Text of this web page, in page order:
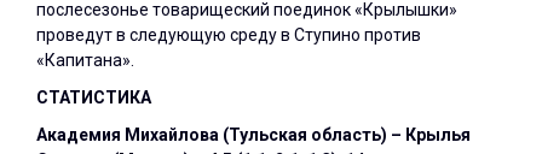
послесезонье товарищеский поединок «Крылышки»
проведут в следующую среду в Ступино против
«Капитана».
СТАТИСТИКА
Академия Михайлова (Тульская область) – Крылья